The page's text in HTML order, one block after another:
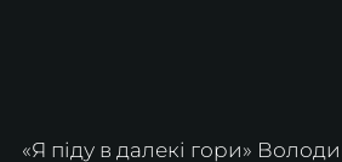
«Я піду в далекі гори»